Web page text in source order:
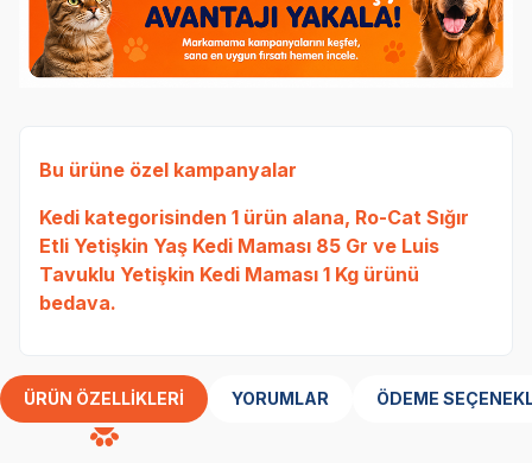
Bu ürüne özel kampanyalar
Kedi kategorisinden 1 ürün alana, Ro-Cat Sığır
Etli Yetişkin Yaş Kedi Maması 85 Gr ve Luis
Tavuklu Yetişkin Kedi Maması 1 Kg ürünü
bedava.
ÜRÜN ÖZELLIKLERI YORUMLAR ÖDEME